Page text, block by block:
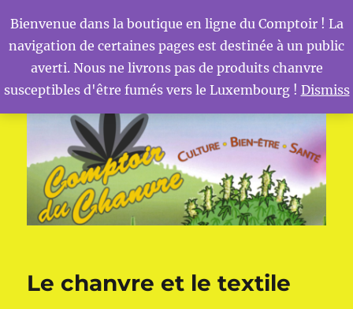
Comptoir du Chanvre
MENU
Le chanvre et le textile
Bienvenue dans la boutique en ligne du Comptoir ! La
navigation de certaines pages est destinée à un public
averti. Nous ne livrons pas de produits chanvre
susceptibles d'être fumés vers le Luxembourg ! Dismiss